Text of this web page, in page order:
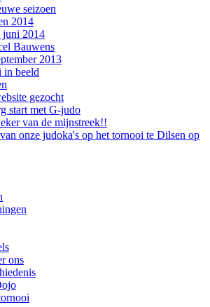
seizoen
2014
juni 2014
Bauwens
2013
in beeld
gezocht
start met G-judo
van de mijnstreek!!
onze judoka's op het tornooi te Dilsen op
ons